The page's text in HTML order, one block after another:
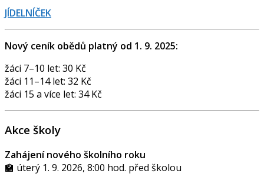
JÍDELNÍČEK
Nový ceník obědů platný od 1. 9. 2025:
žáci 7–10 let: 30 Kč
žáci 11–14 let: 32 Kč
žáci 15 a více let: 34 Kč
Akce školy
Zahájení nového školního roku
🏫 úterý 1. 9. 2026, 8:00 hod. před školou